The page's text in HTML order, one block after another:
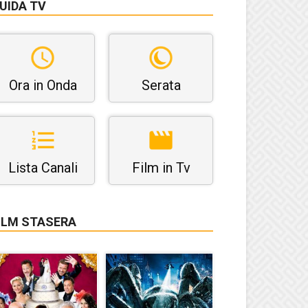
TV
Ora in Onda Serata
Lista Canali Film in Tv
STASERA